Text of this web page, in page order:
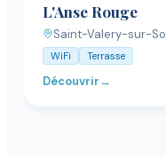
L'Anse Rouge
Saint-Valery-sur-
WiFi Terrasse
Découvrir→